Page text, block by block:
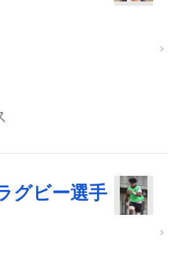
グビー選手